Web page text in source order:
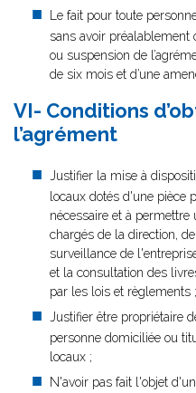
Le fait pour toute
sans avoir préalablement
ou suspension de
de six mois et d’une
VI- Conditions
l’agrément
Justifier la mise à
locaux dotés d'une pièce
nécessaire et à
chargés de la direction,
surveillance de
et la consultation des
par les lois et règlements ;
Justifier être propriétaire
personne domiciliée ou
locaux ;
N'avoir pas fait l'objet